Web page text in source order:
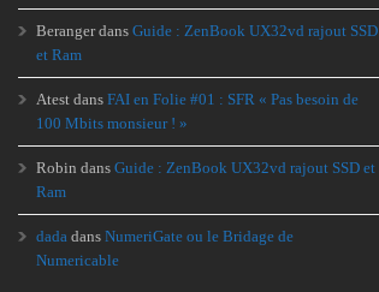
Berangerdans Guide : ZenBook UX32vd rajout SSD
et Ram
Atest dans FAI en Folie #01 : SFR « Pas besoin de
100 Mbits monsieur ! »
Robin dans Guide : ZenBook UX32vd rajout SSD et
Ram
dada dans NumeriGate ou le Bridage de
Numericable